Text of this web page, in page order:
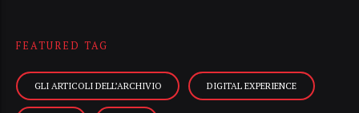
FEATURED TAG
GLI ARTICOLI DELL’ARCHIVIO DIGITAL EXPERIENCE